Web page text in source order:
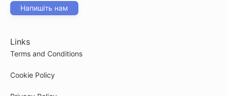
Напишіть нам
Links
Terms and Conditions
Cookie Policy